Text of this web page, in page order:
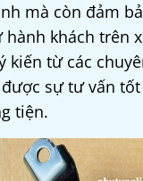
mà còn đảm
hành khách trên
kiến từ các
sự tư vấn
tiện.